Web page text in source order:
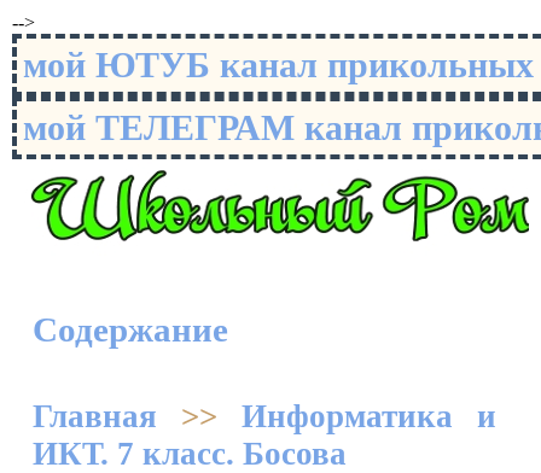
-->
мой ЮТУБ канал
мой ТЕЛЕГРАМ канал
Содержание
Главная >> Информатика и
ИКТ. 7 класс. Босова